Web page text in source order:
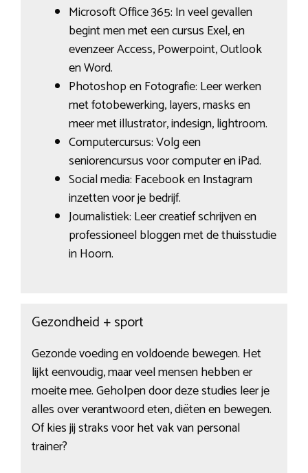
Microsoft Office 365: In veel gevallen
begint men met een cursus Exel, en
evenzeer Access, Powerpoint, Outlook
en Word.
Photoshop en Fotografie: Leer werken
met fotobewerking, layers, masks en
meer met illustrator, indesign, lightroom.
Computercursus: Volg een
seniorencursus voor computer en iPad.
Social media: Facebook en Instagram
inzetten voor je bedrijf.
Journalistiek: Leer creatief schrijven en
professioneel bloggen met de thuisstudie
in Hoorn.
Gezondheid + sport
Gezonde voeding en voldoende bewegen. Het
lijkt eenvoudig, maar veel mensen hebben er
moeite mee. Geholpen door deze studies leer je
alles over verantwoord eten, diëten en bewegen.
Of kies jij straks voor het vak van personal
trainer?